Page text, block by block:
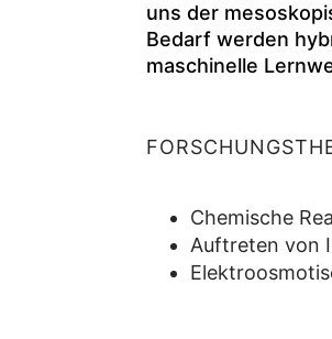
uns der
Bedarf werden
maschinelle
Chemische
Auftreten von